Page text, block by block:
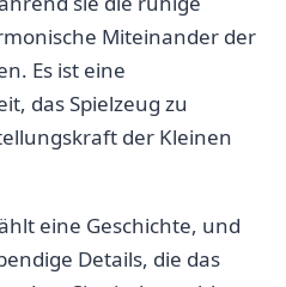
Miteinander der
Es ⁤ist eine‍
das Spielzeug zu
der Kleinen
eine Geschichte, und
Details, die das